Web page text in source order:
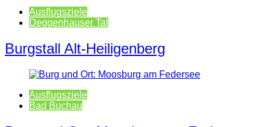
Ausflugsziele
Deggenhauser Tal
Burgstall Alt-Heiligenberg
Ausflugsziele
Bad Buchau